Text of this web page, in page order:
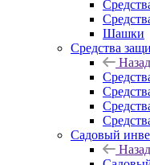
Шашки
Средства
Назад
Садовый
Назад